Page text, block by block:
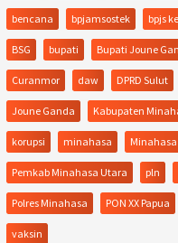
bencana bpjamsostek bpjs
BSG bupati Bupati Joune
Curanmor daw DPRD Sulut
Joune Ganda Kabupaten
korupsi minahasa
Pemkab Minahasa Utara pln
Polres Minahasa PON XX Papua
vaksin